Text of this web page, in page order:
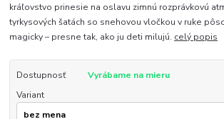
kráľovstvo prinesie na oslavu zimnú rozprávkovú
tyrkysových šatách so snehovou vločkou v ruke
magicky – presne tak, ako ju deti milujú. celý popis
Dostupnosť
Vyrábame na mieru
Variant